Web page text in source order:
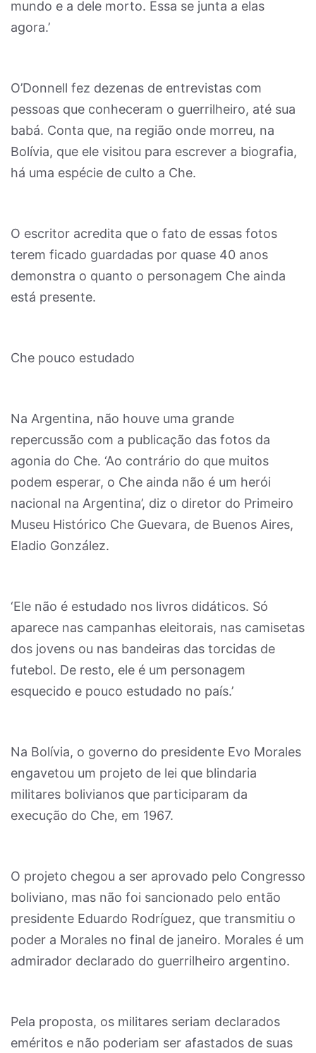
mundo e a dele morto. Essa se junta a elas
agora.’
O’Donnell fez dezenas de entrevistas com
pessoas que conheceram o guerrilheiro, até sua
babá. Conta que, na região onde morreu, na
Bolívia, que ele visitou para escrever a biografia,
há uma espécie de culto a Che.
O escritor acredita que o fato de essas fotos
terem ficado guardadas por quase 40 anos
demonstra o quanto o personagem Che ainda
está presente.
Che pouco estudado
Na Argentina, não houve uma grande
repercussão com a publicação das fotos da
agonia do Che. ‘Ao contrário do que muitos
podem esperar, o Che ainda não é um herói
nacional na Argentina’, diz o diretor do Primeiro
Museu Histórico Che Guevara, de Buenos Aires,
Eladio González.
‘Ele não é estudado nos livros didáticos. Só
aparece nas campanhas eleitorais, nas camisetas
dos jovens ou nas bandeiras das torcidas de
futebol. De resto, ele é um personagem
esquecido e pouco estudado no país.’
Na Bolívia, o governo do presidente Evo Morales
engavetou um projeto de lei que blindaria
militares bolivianos que participaram da
execução do Che, em 1967.
O projeto chegou a ser aprovado pelo Congresso
boliviano, mas não foi sancionado pelo então
presidente Eduardo Rodríguez, que transmitiu o
poder a Morales no final de janeiro. Morales é um
admirador declarado do guerrilheiro argentino.
Pela proposta, os militares seriam declarados
eméritos e não poderiam ser afastados de suas